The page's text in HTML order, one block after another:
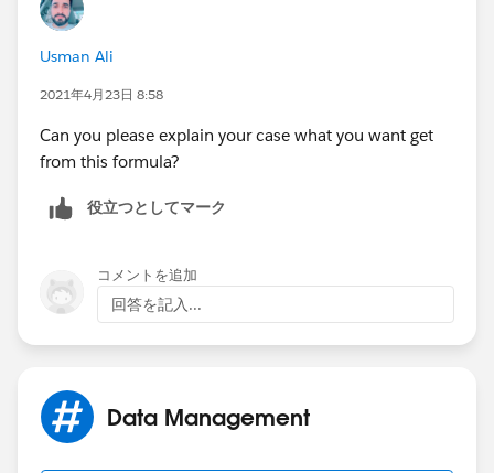
)
Usman Ali
2021年4月23日 8:58
Can you please explain your case what you want get
from this formula?
役立つとしてマーク
コメントを追加
回答を記入...
Data Management